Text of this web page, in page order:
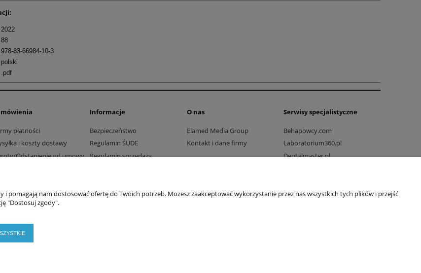
2022
88
978-83-66984-10-3
polski
.pdf
płatności
i koszty dostawy
Odstąpienie od umowy
Informacje
Bezpieczeństwo
Regulamin ŚUDE
Regulamin sprzedaży
O nas
Elamed Media Group
Kontakt i dane firmy
Serwisy specjalistyczne
Behapowcy.com
Laboratorium360.pl
Dentalmaster.pl
Drogowo-mostowy.pl
pomagają nam dostosować ofertę do Twoich potrzeb. Możesz zaakceptować wykorzystanie przez nas wszystkich tych plików i przejść
"Dostosuj zgody".